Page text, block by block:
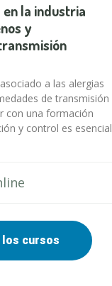
la industria
y
a las alergias
de transmisión
con una formación
y control es esencial
cursos